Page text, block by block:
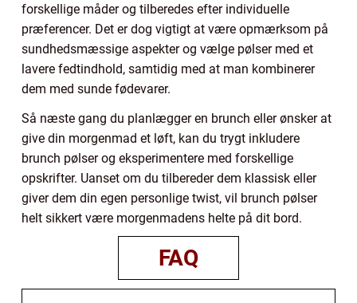
forskellige måder og tilberedes efter individuelle
præferencer. Det er dog vigtigt at være opmærksom på
sundhedsmæssige aspekter og vælge pølser med et
lavere fedtindhold, samtidig med at man kombinerer
dem med sunde fødevarer.
Så næste gang du planlægger en brunch eller ønsker at
give din morgenmad et løft, kan du trygt inkludere
brunch pølser og eksperimentere med forskellige
opskrifter. Uanset om du tilbereder dem klassisk eller
giver dem din egen personlige twist, vil brunch pølser
helt sikkert være morgenmadens helte på dit bord.
FAQ